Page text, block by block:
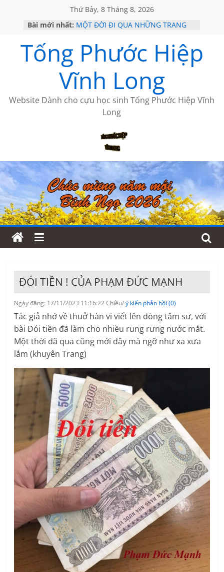
Thứ Bảy, 8 Tháng 8, 2026
Bài mới nhất: MỘT ĐỜI ĐI QUA NHỮNG TRANG
KHÔNG ĐỀ 19 CỦA THÁI LÃO
CHÙM THƠ CỦA BÍCH HÀ
GIÃ TỪ ĐÀ LẠT của ANTH ĐOÀN
HỌC SỬ HỒI XƯA
Tống Phước Hiệp
Vĩnh Long
Website Dành cho cựu học sinh Tống Phước Hiệp Vĩnh
Long
ĐÓI TIỀN ! CỦA PHẠM ĐỨC MẠNH
Ngày đăng: 17/11/2023 11:16:22 Chiều/ý kiến phản hồi (0)
Tác giả nhớ về thuở hàn vi viết lên dòng tâm sư, với
bài Đói tiền đã làm cho nhiều rung rưng nước mắt.
Một thời đã qua cũng mới đây mà ngỡ như xa xưa
lắm (khuyên Trang)